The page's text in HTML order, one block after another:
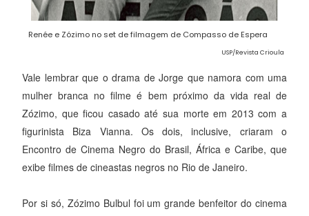
Renée e Zózimo no set de filmagem de Compasso de Espera
USP/Revista Crioula
Vale lembrar que o drama de Jorge que namora com uma
mulher branca no filme é bem próximo da vida real de
Zózimo, que ficou casado até sua morte em 2013 com a
figurinista Biza Vianna. Os dois, inclusive, criaram o
Encontro de Cinema Negro do Brasil, África e Caribe, que
exibe filmes de cineastas negros no Rio de Janeiro.
Por si só, Zózimo Bulbul foi um grande benfeitor do cinema